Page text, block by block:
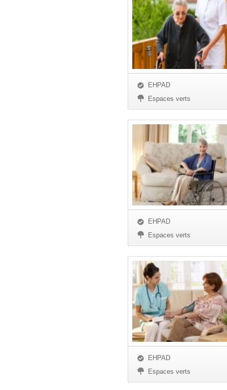
EHPAD
Espaces verts
EHPAD
Espaces verts
EHPAD
Espaces verts